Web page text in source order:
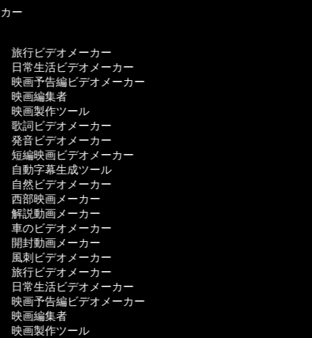
ー
旅行ビデオメーカー
日常生活ビデオメーカー
映画予告編ビデオメーカー
映画編集者
映画製作ツール
歌詞ビデオメーカー
発音ビデオメーカー
短編映画ビデオメーカー
自動字幕生成ツール
自然ビデオメーカー
西部映画メーカー
解説動画メーカー
車のビデオメーカー
開封動画メーカー
風刺ビデオメーカー
旅行ビデオメーカー
日常生活ビデオメーカー
映画予告編ビデオメーカー
映画編集者
映画製作ツール